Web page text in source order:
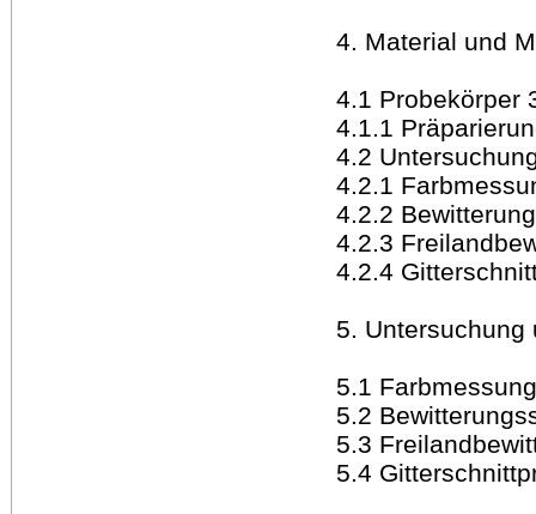
4. Material und
4.1 Probekörper
4.1.1
4.2
4.2.1
4.2.2
4.2.3
4.2.4
5. Untersuchung
5.1
5.2
5.3
5.4